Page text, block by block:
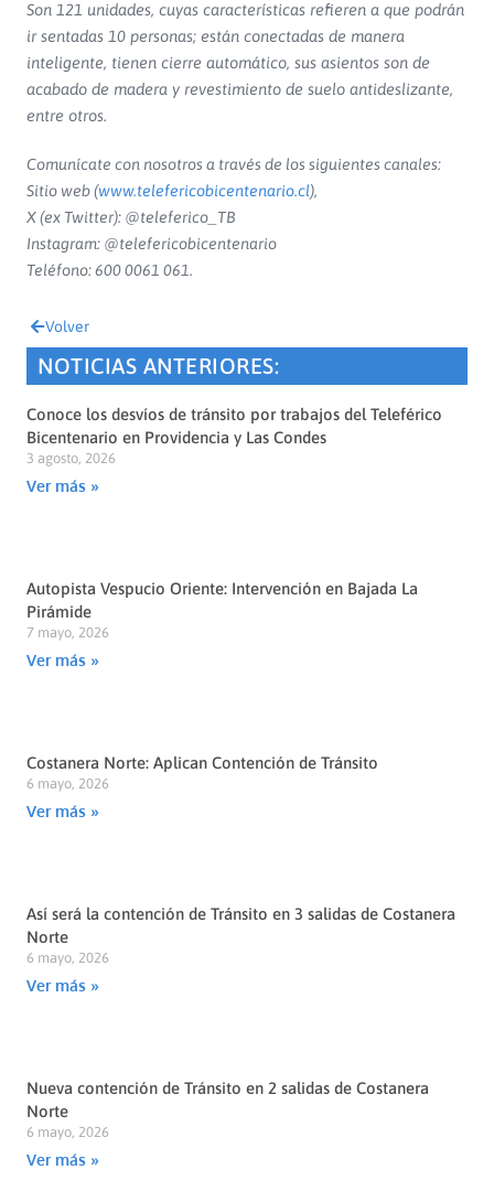
Son 121 unidades, cuyas características refieren a que podrán
ir sentadas 10 personas; están conectadas de manera
inteligente, tienen cierre automático, sus asientos son de
acabado de madera y revestimiento de suelo antideslizante,
entre otros.
Comunícate con nosotros a través de los siguientes canales:
Sitio web (www.telefericobicentenario.cl),
X (ex Twitter): @teleferico_TB
Instagram: @telefericobicentenario
Teléfono: 600 0061 061.
Volver
NOTICIAS ANTERIORES:
Conoce los desvíos de tránsito por trabajos del Teleférico
Bicentenario en Providencia y Las Condes
3 agosto, 2026
Ver más »
Autopista Vespucio Oriente: Intervención en Bajada La
Pirámide
7 mayo, 2026
Ver más »
Costanera Norte: Aplican Contención de Tránsito
6 mayo, 2026
Ver más »
Así será la contención de Tránsito en 3 salidas de Costanera
Norte
6 mayo, 2026
Ver más »
Nueva contención de Tránsito en 2 salidas de Costanera
Norte
6 mayo, 2026
Ver más »